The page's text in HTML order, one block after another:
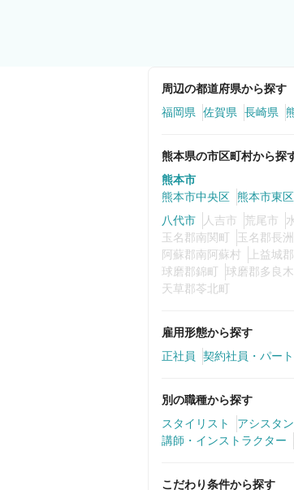
周辺の都道府県から探す
福岡県
佐賀県 長崎県
熊本県の市区町村から探
熊本市
熊本市中央区 熊本市東区
八代市
人吉市 荒尾市
玉名郡南関町
玉名郡長
阿蘇郡南阿蘇村
上益城
球磨郡錦町
球磨郡多良
天草郡苓北町
雇用形態から探す
正社員
契約社員・パート
別の職種から探す
スタイリスト
アシスタ
講師・インストラクター
こだわり条件から探す